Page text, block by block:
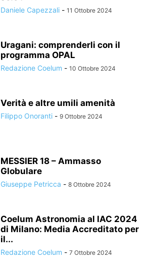
Daniele Capezzali - 11 Ottobre 2024
Uragani: comprenderli con il
programma OPAL
Redazione Coelum - 10 Ottobre 2024
Verità e altre umili amenità
Filippo Onoranti - 9 Ottobre 2024
MESSIER 18 – Ammasso
Globulare
Giuseppe Petricca - 8 Ottobre 2024
Coelum Astronomia al IAC 2024
di Milano: Media Accreditato per
il...
Redazione Coelum - 7 Ottobre 2024